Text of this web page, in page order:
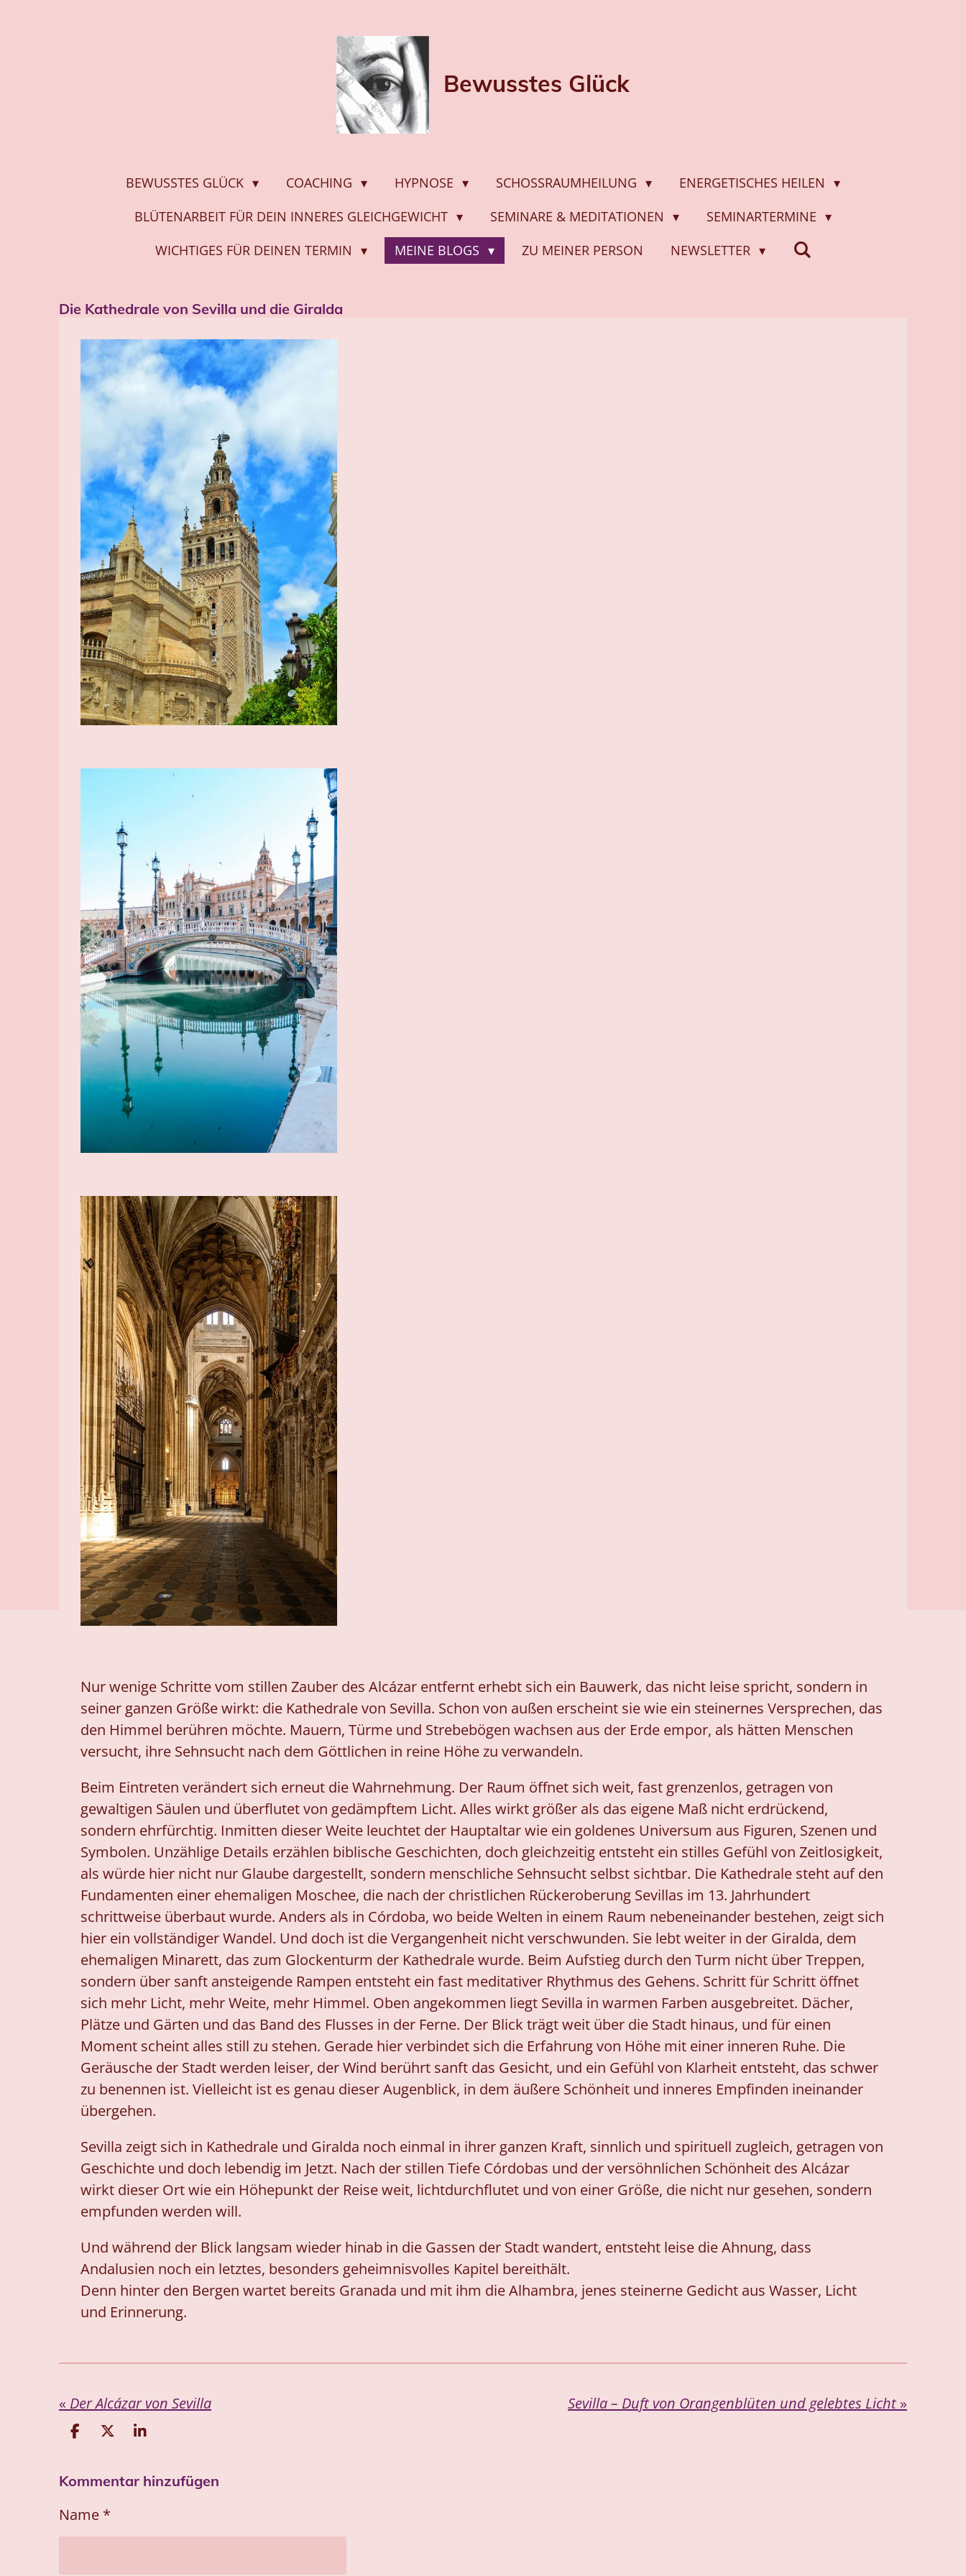
Bewusstes Glück
BEWUSSTES GLÜCK COACHING HYPNOSE SCHOSSRAUMHEILUNG
ENERGETISCHES HEILEN
BLÜTENARBEIT FÜR DEIN INNERES GLEICHGEWICHT
SEMINARE & MEDITATIONEN
SEMINARTERMINE
WICHTIGES FÜR DEINEN TERMIN
MEINE BLOGS ZU MEINER PERSON NEWSLETTER
Die Kathedrale von Sevilla und die Giralda
Nur wenige Schritte vom stillen Zauber des Alcázar entfernt erhebt sich ein Bauwerk, das nicht leise spricht, sondern in
seiner ganzen Größe wirkt: die Kathedrale von Sevilla. Schon von außen erscheint sie wie ein steinernes Versprechen, das
den Himmel berühren möchte. Mauern, Türme und Strebebögen wachsen aus der Erde empor, als hätten Menschen
versucht, ihre Sehnsucht nach dem Göttlichen in reine Höhe zu verwandeln.
Beim Eintreten verändert sich erneut die Wahrnehmung. Der Raum öffnet sich weit, fast grenzenlos, getragen von
gewaltigen Säulen und überflutet von gedämpftem Licht. Alles wirkt größer als das eigene Maß nicht erdrückend,
sondern ehrfürchtig. Inmitten dieser Weite leuchtet der Hauptaltar wie ein goldenes Universum aus Figuren, Szenen und
Symbolen. Unzählige Details erzählen biblische Geschichten, doch gleichzeitig entsteht ein stilles Gefühl von Zeitlosigkeit,
als würde hier nicht nur Glaube dargestellt, sondern menschliche Sehnsucht selbst sichtbar. Die Kathedrale steht auf den
Fundamenten einer ehemaligen Moschee, die nach der christlichen Rückeroberung Sevillas im 13. Jahrhundert
schrittweise überbaut wurde. Anders als in Córdoba, wo beide Welten in einem Raum nebeneinander bestehen, zeigt sich
hier ein vollständiger Wandel. Und doch ist die Vergangenheit nicht verschwunden. Sie lebt weiter in der Giralda, dem
ehemaligen Minarett, das zum Glockenturm der Kathedrale wurde. Beim Aufstieg durch den Turm nicht über Treppen,
sondern über sanft ansteigende Rampen entsteht ein fast meditativer Rhythmus des Gehens. Schritt für Schritt öffnet
sich mehr Licht, mehr Weite, mehr Himmel. Oben angekommen liegt Sevilla in warmen Farben ausgebreitet. Dächer,
Plätze und Gärten und das Band des Flusses in der Ferne. Der Blick trägt weit über die Stadt hinaus, und für einen
Moment scheint alles still zu stehen. Gerade hier verbindet sich die Erfahrung von Höhe mit einer inneren Ruhe. Die
Geräusche der Stadt werden leiser, der Wind berührt sanft das Gesicht, und ein Gefühl von Klarheit entsteht, das schwer
zu benennen ist. Vielleicht ist es genau dieser Augenblick, in dem äußere Schönheit und inneres Empfinden ineinander
übergehen.
Sevilla zeigt sich in Kathedrale und Giralda noch einmal in ihrer ganzen Kraft, sinnlich und spirituell zugleich, getragen von
Geschichte und doch lebendig im Jetzt. Nach der stillen Tiefe Córdobas und der versöhnlichen Schönheit des Alcázar
wirkt dieser Ort wie ein Höhepunkt der Reise weit, lichtdurchflutet und von einer Größe, die nicht nur gesehen, sondern
empfunden werden will.
Und während der Blick langsam wieder hinab in die Gassen der Stadt wandert, entsteht leise die Ahnung, dass
Andalusien noch ein letztes, besonders geheimnisvolles Kapitel bereithält.
Denn hinter den Bergen wartet bereits Granada und mit ihm die Alhambra, jenes steinerne Gedicht aus Wasser, Licht
und Erinnerung.
« Der Alcázar von Sevilla Sevilla – Duft von Orangenblüten und gelebtes Licht »
T
l
n
T
l
n
T
l
Kommentar hinzufügen
Name *